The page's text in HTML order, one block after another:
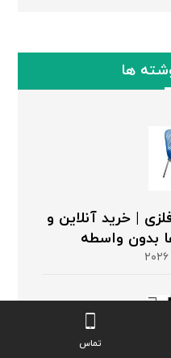
ها
| خرید آنلاین و
بدون واسطه
تماس